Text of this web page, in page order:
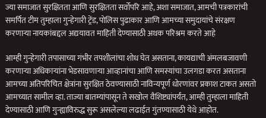
ज्या समाजात सुरक्षितता आणि सुरक्षितता सर्वोपरि आहे, अशा समाजात, आमची पत्रकारांची
समर्पित टीम तुम्हाला गुन्हेगारी ट्रेंड, पोलिस पुढाकार आणि आमच्या समुदायांचे संरक्षण
करणार्‍या नायकांबद्दल अद्ययावत माहिती देण्यासाठी अथक परिश्रम करते आहे
आम्ही गुन्हेगारी तपासाच्या गंभीर तपशीलांचा शोध घेत असताना, कायद्याची अंमलबजावणी
करणार्‍या अधिकार्‍यांना भेडसावणार्‍या आव्हानांचा आणि समस्यांचा उलगडा करत असताना
आमच्या अतिपरिचित क्षेत्रांना सुरक्षित ठेवण्यासाठी नाविन्यपूर्ण धोरणांवर प्रकाश टाकत असतो
आमच्यात सामील व्हा. ताज्या बातम्यांपासून ते सखोल वैशिष्ट्यांपर्यंत, आम्ही तुम्हाला माहिती
देण्यासाठी आणि गुन्ह्याविरुद्ध सुरू असलेल्या लढाईत गुंतण्यासाठी येथे आहोत.